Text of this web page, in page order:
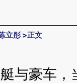
立彤 >正文
与豪车，